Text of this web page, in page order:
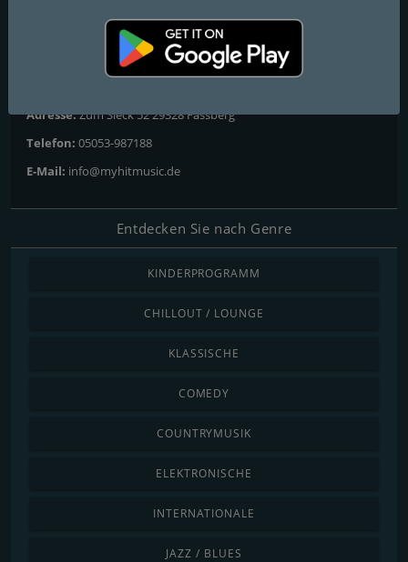
Adresse:Zum Sieck 52 29328 Fassberg
Telefon: 05053-987188
E-Mail: info@myhitmusic.de
Entdecken Sie nach Genre
KINDERPROGRAMM
CHILLOUT / LOUNGE
KLASSISCHE
COMEDY
COUNTRYMUSIK
ELEKTRONISCHE
INTERNATIONALE
JAZZ / BLUES